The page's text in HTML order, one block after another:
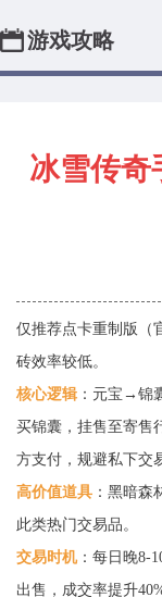
游戏攻略
仅推荐点卡重制版（官方寄
核心逻辑：元宝→锦囊→现
买锦囊，挂售至寄售行（新
方支付，规避私下交易风险。
高价值道具
交易时机：每日晚8-10点为
出售，成交率提升40%。